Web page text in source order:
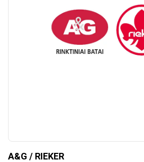
A&G / RIEKER